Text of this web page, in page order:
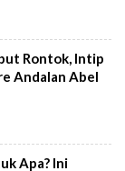
Rontok, Intip
Andalan Abel
Apa? Ini